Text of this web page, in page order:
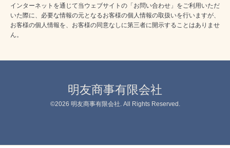
インターネットを通じて当ウェブサイトの「お問い合わせ」をご利用いただ
いた際に、必要な情報の元となるお客様の個人情報の取扱いを行いますが、
お客様の個人情報を、お客様の同意なしに第三者に開示することはありませ
ん。
明友商事有限会社
©2026 明友商事有限会社. All Rights Reserved.